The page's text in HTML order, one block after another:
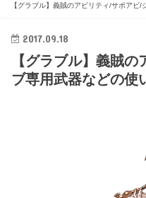
【グラブル】義賊のアビリティ/サポアビ/
2017.09.18
【グラブル】義賊
ブ専用武器などの使